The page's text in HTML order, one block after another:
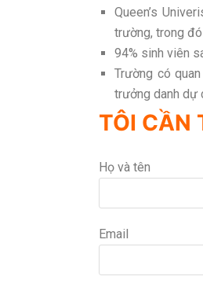
Queen’s
trường, trong
94% sinh viên
Trường có
trưởng danh dự
TÔI CẦN
Họ và tên
Email